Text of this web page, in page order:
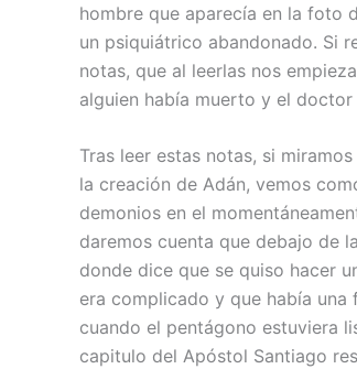
hombre que aparecía en la foto
un psiquiátrico abandonado. Si
notas, que al leerlas nos
alguien había muerto y el
Tras leer estas notas, si
la creación de Adán, vemos
demonios en el
daremos cuenta que debajo de
donde dice que se quiso hacer
era complicado y que había una
cuando el pentágono estuviera
capitulo del Apóstol Santiago